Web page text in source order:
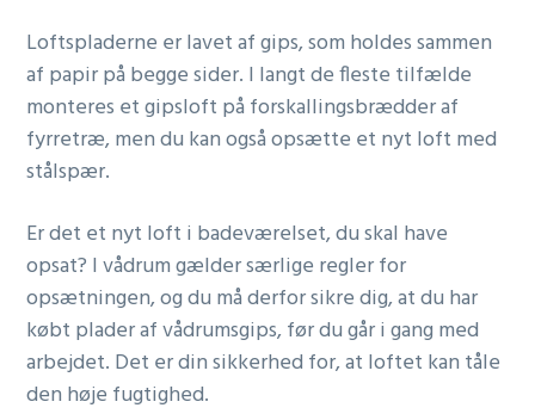
Loftspladerne er lavet af gips, som holdes sammen
af papir på begge sider. I langt de fleste tilfælde
monteres et gipsloft på forskallingsbrædder af
fyrretræ, men du kan også opsætte et nyt loft med
stålspær.
Er det et nyt loft i badeværelset, du skal have
opsat? I vådrum gælder særlige regler for
opsætningen, og du må derfor sikre dig, at du har
købt plader af vådrumsgips, før du går i gang med
arbejdet. Det er din sikkerhed for, at loftet kan tåle
den høje fugtighed.